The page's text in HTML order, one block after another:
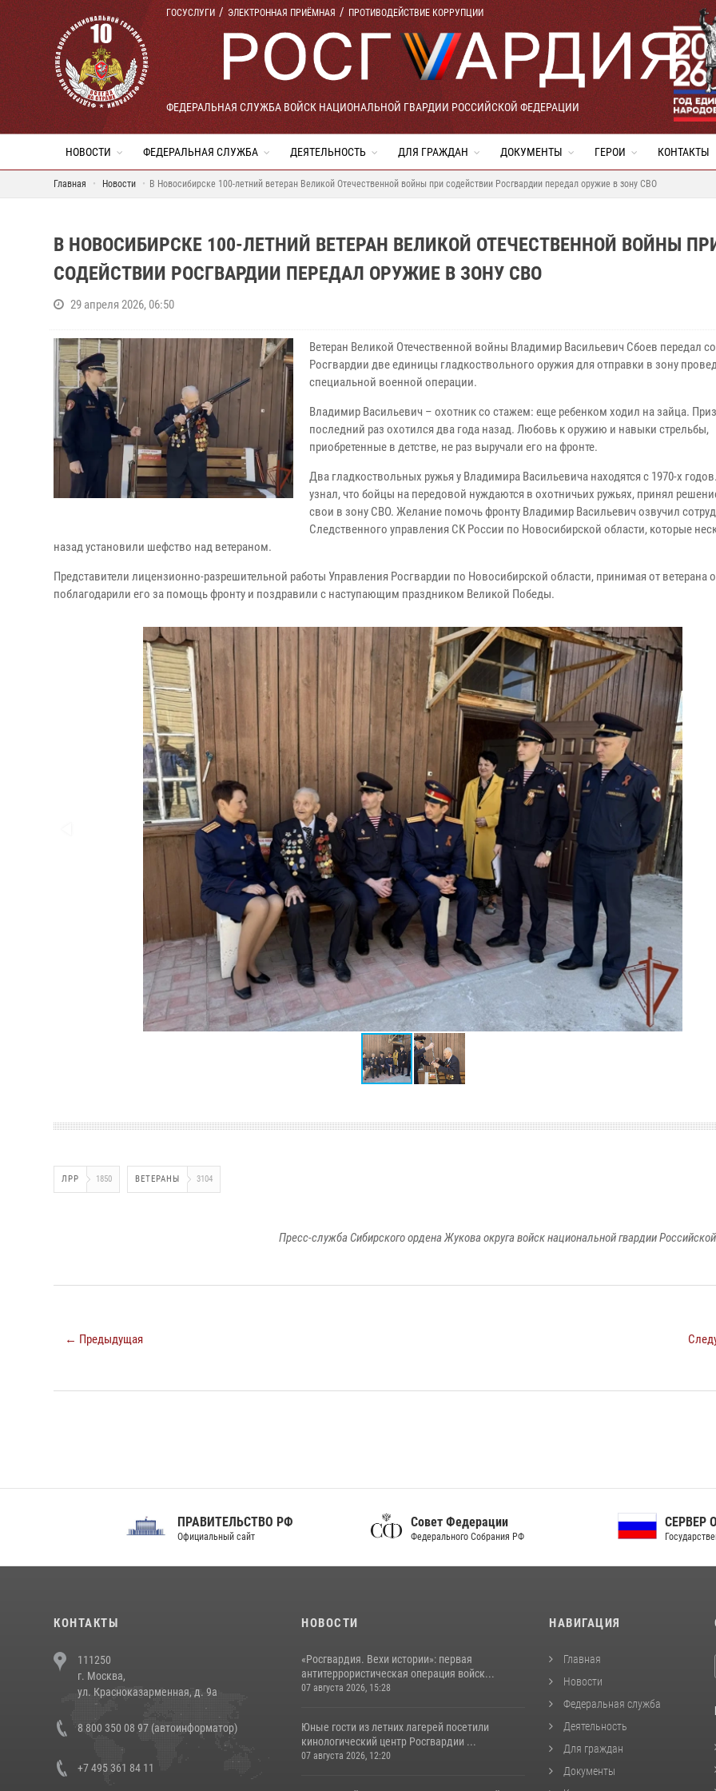
ГОСУСЛУГИ ЭЛЕКТРОННАЯ ПРИЁМНАЯ ПРОТИВОДЕЙСТВИЕ КОРРУПЦИИ
ФЕДЕРАЛЬНАЯ СЛУЖБА ВОЙСК НАЦИОНАЛЬНОЙ ГВАРДИИ РОССИЙСКОЙ ФЕДЕРАЦИИ
НОВОСТИ ФЕДЕРАЛЬНАЯ СЛУЖБА ДЕЯТЕЛЬНОСТЬ ДЛЯ ГРАЖДАН ДОКУМЕНТЫ ГЕРОИ КОНТАКТЫ
Главная Новости В Новосибирске 100-летний ветеран Великой Отечественной войны при содействии Росгвардии передал оружие в зону СВО
В НОВОСИБИРСКЕ 100-ЛЕТНИЙ ВЕТЕРАН ВЕЛИКОЙ ОТЕЧЕСТВЕННОЙ ВОЙНЫ
СОДЕЙСТВИИ РОСГВАРДИИ ПЕРЕДАЛ ОРУЖИЕ В ЗОНУ СВО
29 апреля 2026, 06:50
Ветеран Великой Отечественной войны Владимир Васильевич Сбоев передал
Росгвардии две единицы гладкоствольного оружия для отправки в зону
специальной военной операции.
Владимир Васильевич – охотник со стажем: еще ребенком ходил на зайца.
последний раз охотился два года назад. Любовь к оружию и навыки стрельбы,
приобретенные в детстве, не раз выручали его на фронте.
Два гладкоствольных ружья у Владимира Васильевича находятся с 1970-х
узнал, что бойцы на передовой нуждаются в охотничьих ружьях, принял
свои в зону СВО. Желание помочь фронту Владимир Васильевич озвучил
Следственного управления СК России по Новосибирской области, которые
назад установили шефство над ветераном.
Представители лицензионно-разрешительной работы Управления Росгвардии по Новосибирской области, принимая от ветерана
поблагодарили его за помощь фронту и поздравили с наступающим праздником Великой Победы.
ЛРР 1850 ВЕТЕРАНЫ 3104
Пресс-служба Сибирского ордена Жукова округа войск национальной гвардии
← Предыдущая
ПРАВИТЕЛЬСТВО РФ
Официальный сайт
Совет Федерации
Федерального Собрания РФ
СЕРВЕР ОРГАНОВ
Государственной власти РФ
КОНТАКТЫ
111250
г. Москва,
ул. Красноказарменная, д. 9а
8 800 350 08 97 (автоинформатор)
+7 495 361 84 11
НОВОСТИ
«Росгвардия. Вехи истории»: первая
антитеррористическая операция войск...
07 августа 2026, 15:28
Юные гости из летних лагерей посетили
кинологический центр Росгвардии ...
07 августа 2026, 12:20
НАВИГАЦИЯ
Главная
Новости
Федеральная служба
Деятельность
Для граждан
Документы